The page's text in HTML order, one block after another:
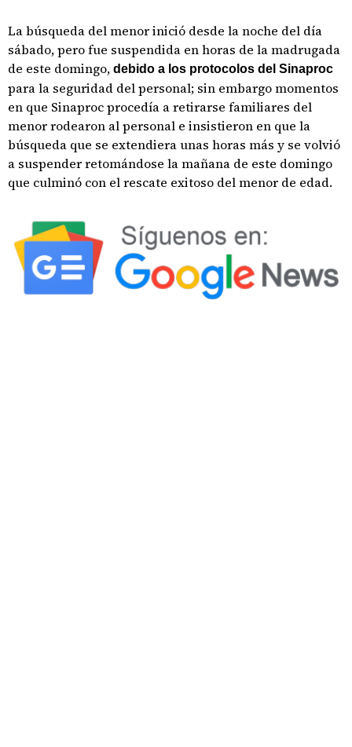
La búsqueda del menor inició desde la noche del día
sábado, pero fue suspendida en horas de la madrugada
de este domingo, debido a los protocolos del Sinaproc
para la seguridad del personal; sin embargo momentos
en que Sinaproc procedía a retirarse familiares del
menor rodearon al personal e insistieron en que la
búsqueda que se extendiera unas horas más y se volvió
a suspender retomándose la mañana de este domingo
que culminó con el rescate exitoso del menor de edad.